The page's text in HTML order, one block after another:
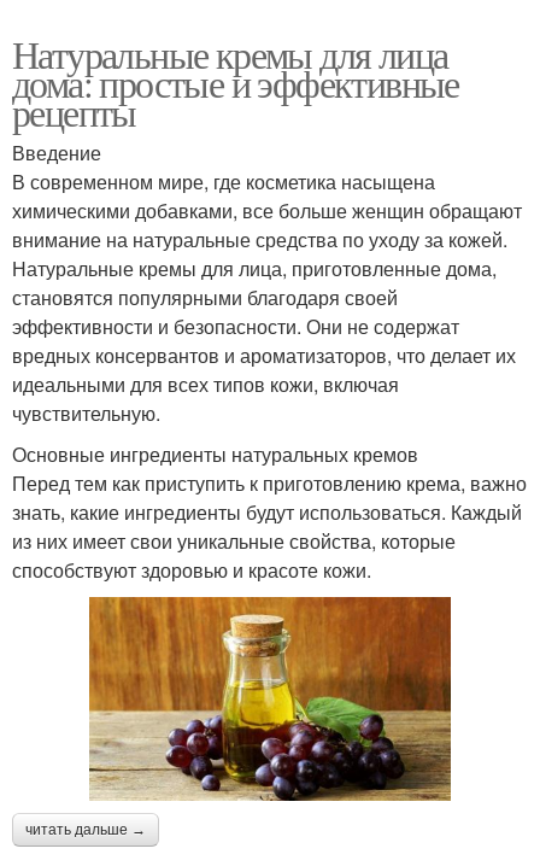
Натуральные кремы для лица
дома: простые и эффективные
рецепты
Введение
В современном мире, где косметика насыщена
химическими добавками, все больше женщин обращают
внимание на натуральные средства по уходу за кожей.
Натуральные кремы для лица, приготовленные дома,
становятся популярными благодаря своей
эффективности и безопасности. Они не содержат
вредных консервантов и ароматизаторов, что делает их
идеальными для всех типов кожи, включая
чувствительную.
Основные ингредиенты натуральных кремов
Перед тем как приступить к приготовлению крема, важно
знать, какие ингредиенты будут использоваться. Каждый
из них имеет свои уникальные свойства, которые
способствуют здоровью и красоте кожи.
читать дальше →